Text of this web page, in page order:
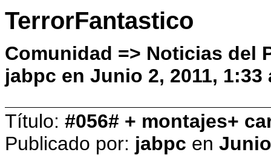
TerrorFantastico
Comunidad => Noticias del
jabpc en Junio 2, 2011, 1:33
Título: #056# + montajes+
Publicado por: jabpc en